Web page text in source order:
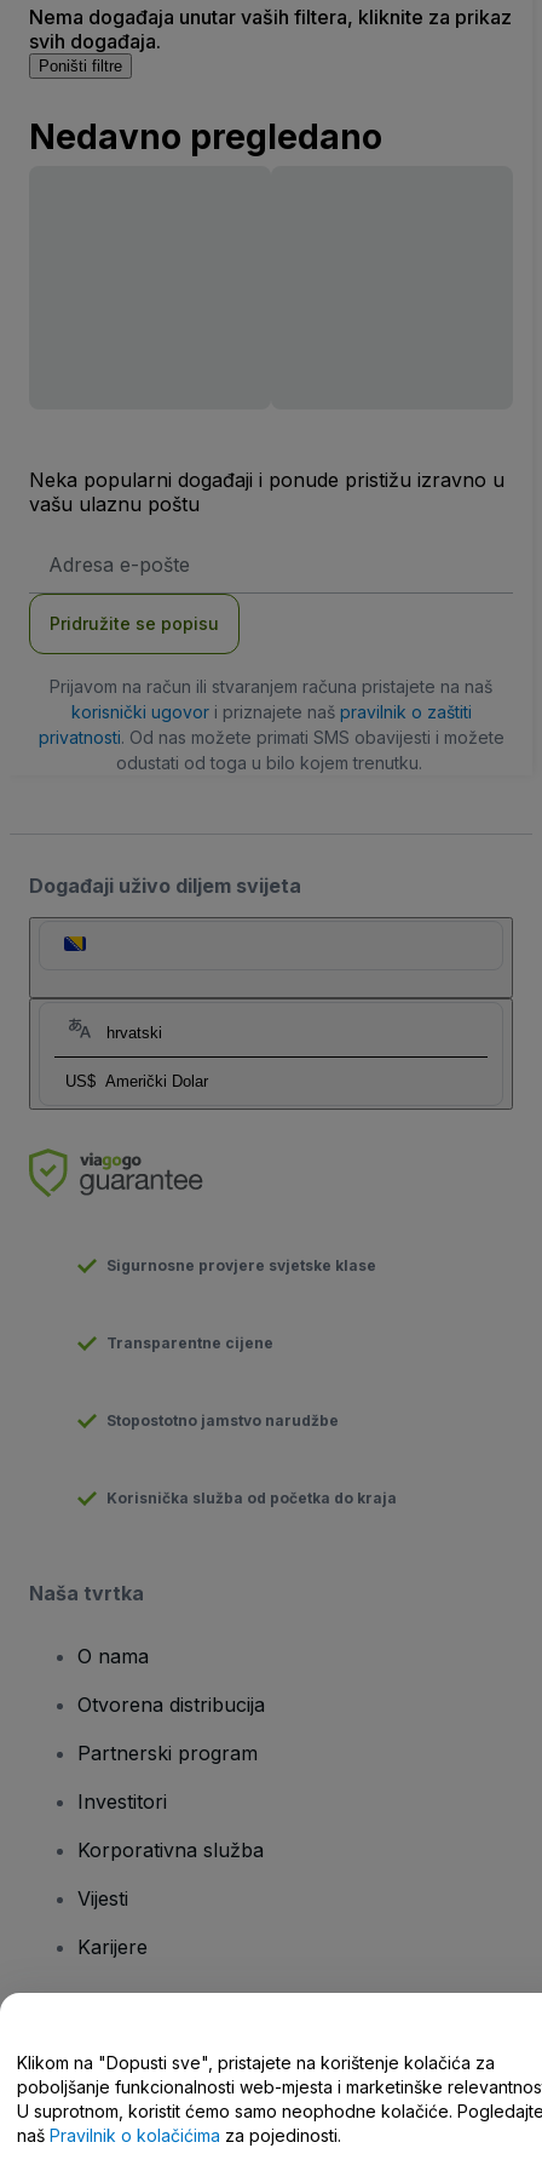
Nema događaja unutar vaših filtera, kliknite za prikaz
svih događaja.
Poništi filtre
Nedavno pregledano
Neka popularni događaji i ponude pristižu izravno u
vašu ulaznu poštu
mail
Pridružite se popisu
Prijavom na račun ili stvaranjem računa pristajete na naš
korisnički ugovori priznajete naš pravilnik o zaštiti
privatnosti. Od nas možete primati SMS obavijesti i možete
odustati od toga u bilo kojem trenutku.
Događaji uživo diljem svijeta
hrvatski
US$ Američki Dolar
Sigurnosne provjere svjetske klase
Transparentne cijene
Stopostotno jamstvo narudžbe
Korisnička služba od početka do kraja
Naša tvrtka
O nama
Otvorena distribucija
Partnerski program
Investitori
Korporativna služba
Vijesti
Karijere
Centar za pomoć/kontaktirajte nas
Klikom na "Dopusti sve", pristajete na korištenje kolačića za
poboljšanje funkcionalnosti web-mjesta i marketinške
U suprotnom, koristit ćemo samo neophodne kolačiće.
naš Pravilnik o kolačićima za pojedinosti.